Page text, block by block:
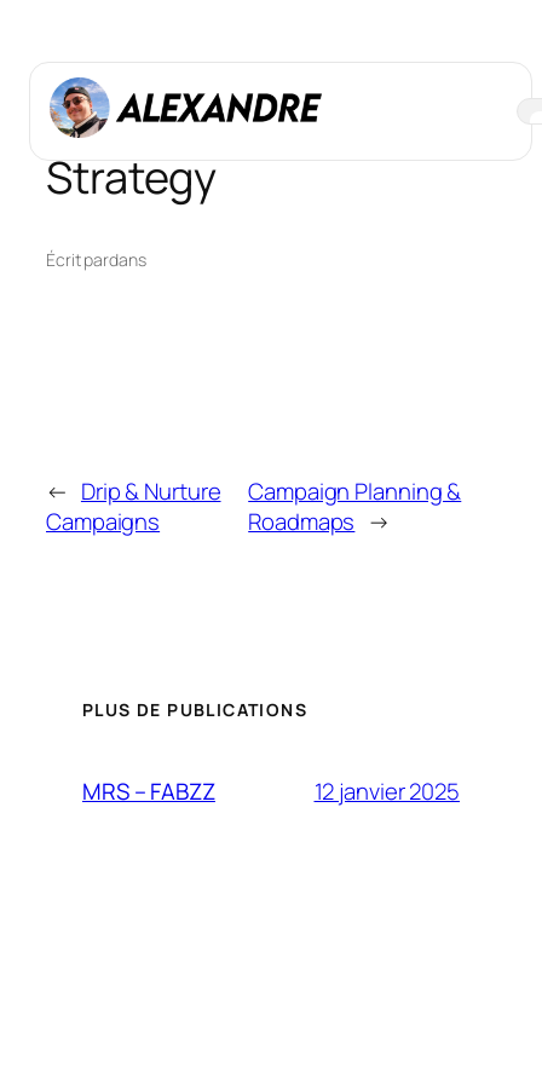
au
contenu
Email Campaign
Strategy
Écrit pardans
← Drip & Nurture
Campaigns
Campaign Planning &
Roadmaps →
PLUS DE PUBLICATIONS
MRS – FABZZ 12 janvier 2025